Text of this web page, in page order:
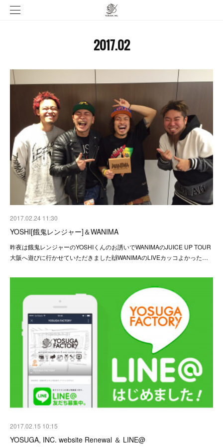
2017.02
2017.02.24 11:30
YOSHI[餓鬼レンジャー]＆WANIMA
昨夜は餓鬼レンジャーのYOSHIくんのお誘いでWANIMAのJUICE UP TOUR
大阪へ遊びに行かせていただきました🙌WANIMAのLIVEカッコよかった…
2017.02.15 10:15
YOSUGA, INC. website Renewal ＆ LINE@